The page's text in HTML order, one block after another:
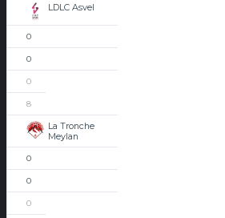
LDLC Asvel
0
0
0
8
La Tronche
Meylan
0
0
0